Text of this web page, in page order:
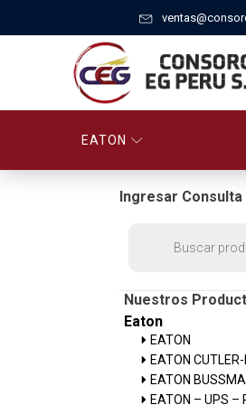
EATON
Ingresar Consulta
Nuestros
Eaton
EATON
EATON
EATON
EATON – UPS –